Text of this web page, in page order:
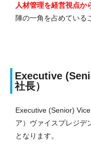
人材管理を経営視点か
陣の一角を占めている
Executive
社長）
Executive (Senior)
ア）ヴァイスプレジデ
となります。